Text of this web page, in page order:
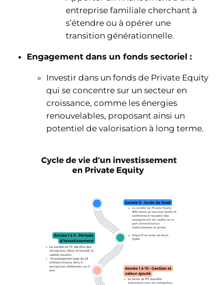
entreprise familiale cherchant à
s’étendre ou à opérer une
transition générationnelle.
Engagement dans un fonds sectoriel :
Investir dans un fonds de Private Equity
qui se concentre sur un secteur en
croissance, comme les énergies
renouvelables, proposant ainsi un
potentiel de valorisation à long terme.